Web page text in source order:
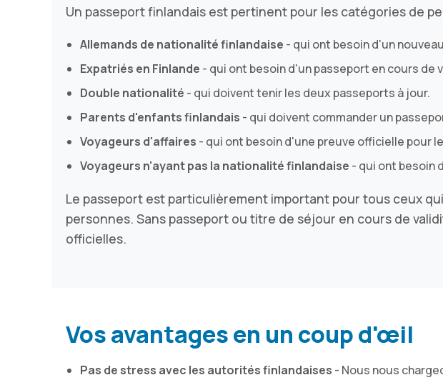
Un passeport finlandais est pertinent pour les catégories de
Allemands de nationalité finlandaise - qui ont besoin d'un
Expatriés en Finlande - qui ont besoin d'un passeport en cours
Double nationalité - qui doivent tenir les deux passeports à jour.
Parents d'enfants finlandais - qui doivent commander un
Voyageurs d'affaires - qui ont besoin d'une preuve officielle pour
Voyageurs n'ayant pas la nationalité finlandaise - qui ont besoin
Le passeport est particulièrement important pour tous ceux qui
personnes. Sans passeport ou titre de séjour en cours de
officielles.
Vos avantages en un coup d'œil
Pas de stress avec les autorités finlandaises - Nous nous